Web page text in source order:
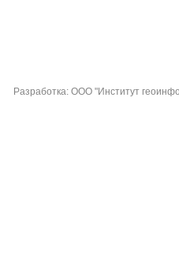
Разработка: ООО "Институт